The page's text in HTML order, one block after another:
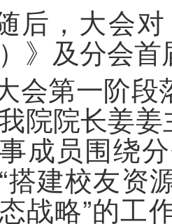
后，大会
》及分会
会第一阶段
院院长姜
成员围绕
搭建校友资
战略”的工